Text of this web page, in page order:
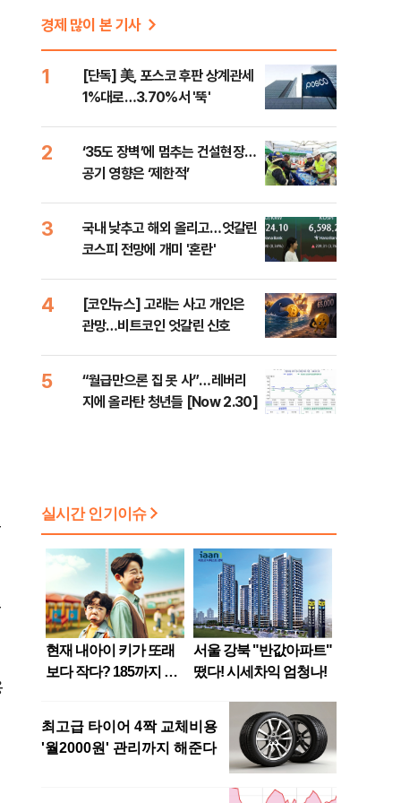
경제 많이 본 기사
1
[단독] 美, 포스코 후판 상계관세
1%대로…3.70%서 '뚝'
2
‘35도 장벽’에 멈추는 건설현장…
공기 영향은 ‘제한적’
3
국내 낮추고 해외 올리고…엇갈린
코스피 전망에 개미 '혼란'
4
[코인뉴스] 고래는 사고 개인은
관망…비트코인 엇갈린 신호
5
“월급만으론 집 못 사”…레버리
지에 올라탄 청년들 [Now 2.30]